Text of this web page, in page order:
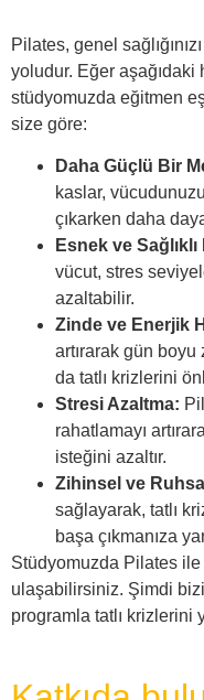
Pilates, genel
yoludur. Eğer aşağıdaki
stüdyomuzda eğitmen
size göre:
Daha Güçlü Bir
kaslar,
çıkarken daha
Esnek ve
vücut, stres
azaltabilir.
Zinde ve Enerjik
artırarak gün boyu
da tatlı krizlerini
Stresi Azaltma:
rahatlamayı
isteğini azaltır.
Zihinsel ve
sağlayarak, tatlı
başa çıkmanıza
Stüdyomuzda Pilates ile
ulaşabilirsiniz. Şimdi
programla tatlı krizlerini